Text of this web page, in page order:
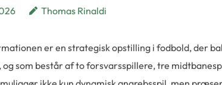
Thomas Rinaldi
er en strategisk opstilling i fodbold, der
som består af to forsvarsspillere, tre